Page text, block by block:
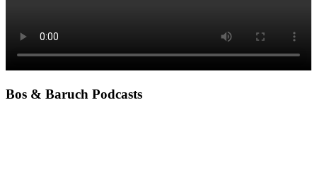
Bos & Baruch Podcasts